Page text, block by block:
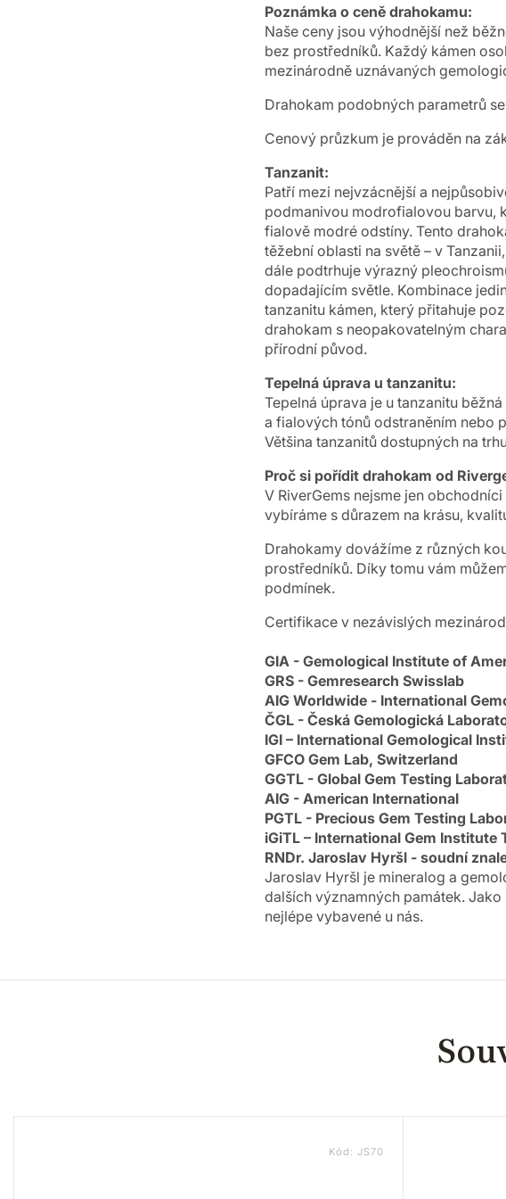
Poznámka o ceně drahokamu:
Naše ceny jsou výhodnější než
bez prostředníků. Každý kámen
mezinárodně uznávaných
Drahokam podobných parametrů
Cenový průzkum je prováděn na
Tanzanit:
Patří mezi nejvzácnější a
podmanivou modrofialovou barvu,
fialově modré odstíny. Tento
těžební oblasti na světě – v
dále podtrhuje výrazný
dopadajícím světle. Kombinace
tanzanitu kámen, který přitahuje
drahokam s neopakovatelným
přírodní původ.
Tepelná úprava u tanzanitu:
Tepelná úprava je u tanzanitu
a fialových tónů odstraněním nebo
Většina tanzanitů dostupných na
Proč si pořídit drahokam od
V RiverGems nejsme jen
vybíráme s důrazem na krásu,
Drahokamy dovážíme z různých
prostředníků. Díky tomu vám
podmínek.
Certifikace v nezávislých
GIA - Gemological Institute of
GRS - Gemresearch Swisslab
AIG Worldwide - International
ČGL - Česká Gemologická
IGI – International Gemological
GFCO Gem Lab, Switzerland
GGTL - Global Gem Testing
AIG - American International
PGTL - Precious Gem Testing
iGiTL – International Gem Institute
RNDr. Jaroslav Hyršl - soudní
Jaroslav Hyršl je mineralog a
dalších významných památek.
nejlépe vybavené u nás.
Kód: JS70